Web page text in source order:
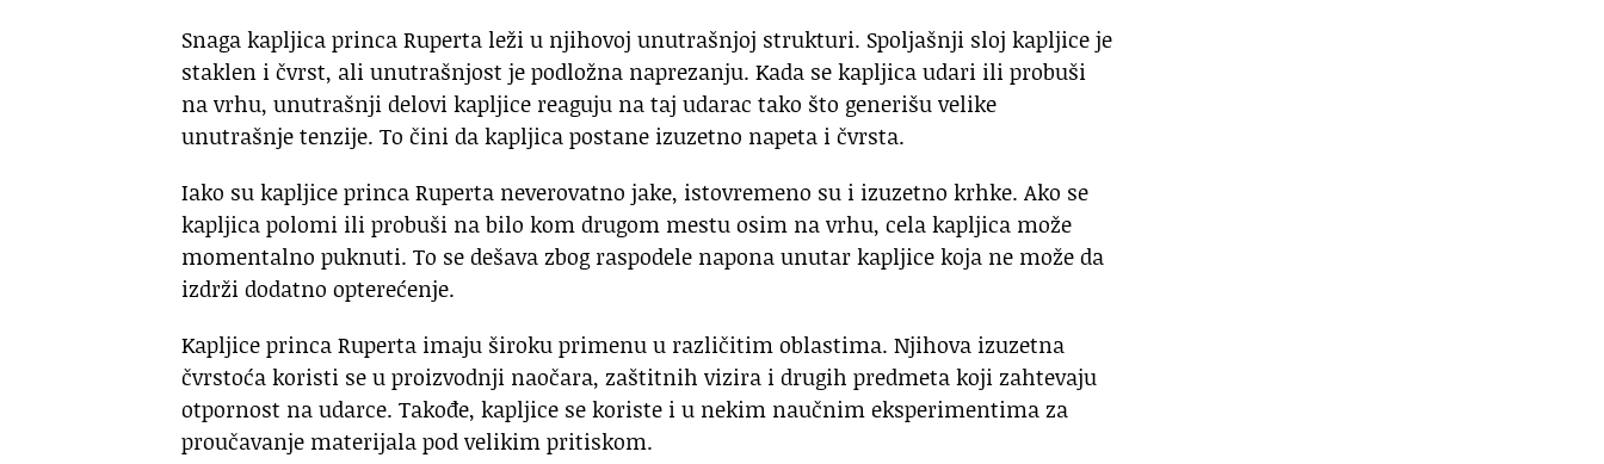
Snaga kapljica princa Ruperta leži u njihovoj unutrašnjoj strukturi. Spoljašnji sloj kapljice je
staklen i čvrst, ali unutrašnjost je podložna naprezanju. Kada se kapljica udari ili probuši
na vrhu, unutrašnji delovi kapljice reaguju na taj udarac tako što generišu velike
unutrašnje tenzije. To čini da kapljica postane izuzetno napeta i čvrsta.
Iako su kapljice princa Ruperta neverovatno jake, istovremeno su i izuzetno krhke. Ako se
kapljica polomi ili probuši na bilo kom drugom mestu osim na vrhu, cela kapljica može
momentalno puknuti. To se dešava zbog raspodele napona unutar kapljice koja ne može da
izdrži dodatno opterećenje.
Kapljice princa Ruperta imaju široku primenu u različitim oblastima. Njihova izuzetna
čvrstoća koristi se u proizvodnji naočara, zaštitnih vizira i drugih predmeta koji zahtevaju
otpornost na udarce. Takođe, kapljice se koriste i u nekim naučnim eksperimentima za
proučavanje materijala pod velikim pritiskom.